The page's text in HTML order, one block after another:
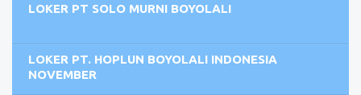
LOKER PT SOLO MURNI BOYOLALI
LOKER PT. HOPLUN BOYOLALI INDONESIA
NOVEMBER